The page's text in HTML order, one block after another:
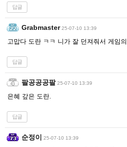
답글
Grabmaster 25-07-10 13:39
고맙다 도란 ㅋㅋ 니가 잘 던져줘서 게임
답글
팔공공공팔 25-07-10 13:39
은혜 갚은 도란.
답글
순정이 25-07-10 13:39